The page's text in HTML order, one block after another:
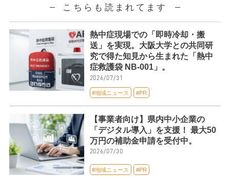
こちらも読まれてます
熱中症現場での「即時冷却・搬
送」を実現。大阪大学との共同研
究で得た知見から生まれた「熱中
症救護袋 NB-001」。
2026/07/31
#地域ニュース #PR
【事業者向け】県内中小企業の
「デジタル導入」を支援！ 最大50
万円の補助金申請を受付中。
2026/07/30
#地域ニュース #PR